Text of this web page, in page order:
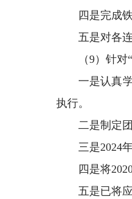
四是完成
五是对各
（9）针
一是认真
执行。
二是制定
三是2024
四是将
五是已将